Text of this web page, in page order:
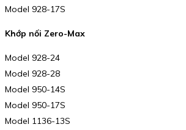
Model 928-17S
Khớp nối Zero-Max
Model 928-24
Model 928-28
Model 950-14S
Model 950-17S
Model 1136-13S